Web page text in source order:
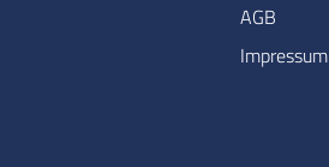
AGB
Impressum